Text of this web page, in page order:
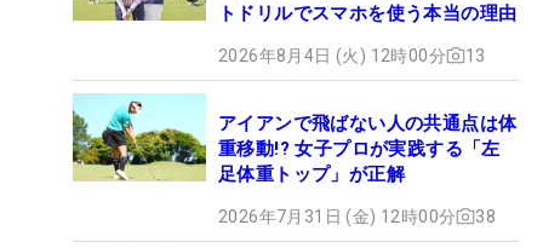
トドリルでスマホを使う本当の理由
2026年8月4日 (火) 12時00分 13
アイアンで飛ばない人の共通点は体
重移動!? 女子プロが実践する「左
足体重トップ」が正解
2026年7月31日 (金) 12時00分 38